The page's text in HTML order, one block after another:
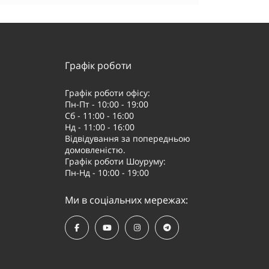
Графік роботи
Графік роботи офісу:
Пн-Пт - 10:00 - 19:00
Сб - 11:00 - 16:00
Нд - 11:00 - 16:00
Відвідування за попередньою
домовленістю.
Графік роботи Шоуруму:
Пн-Нд - 10:00 - 19:00
Ми в соціальних мережах: